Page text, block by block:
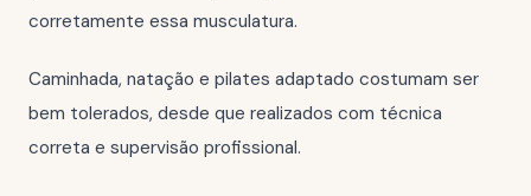
corretamente essa musculatura.
Caminhada, natação e pilates adaptado costumam ser
bem tolerados, desde que realizados com técnica
correta e supervisão profissional.